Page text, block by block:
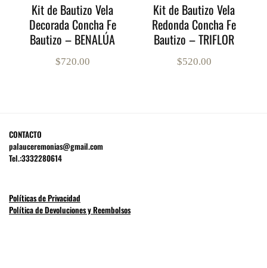
Kit de Bautizo Vela
Decorada Concha Fe
Bautizo – BENALÚA
$720.00
Kit de Bautizo Vela
Redonda Concha Fe
Bautizo – TRIFLOR
$520.00
CONTACTO
palauceremonias@gmail.com
Tel.:3332280614
Políticas de Privacidad
Política de Devoluciones y Reembolsos